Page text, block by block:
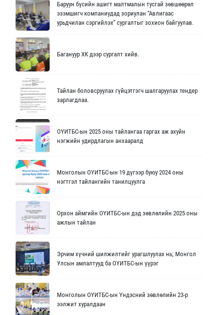
Баруун бүсийн ашигт малтмалын тусгай зөвшөөрөл
эзэмшигч компаниудад зориулан “Авлигаас
урьдчилан сэргийлэх” сургалтыг зохион байгуулав.
Багануур ХК дээр сургалт хийв.
Тайлан боловсруулах гүйцэтгэгч шалгаруулах тендер
зарлагдлаа.
ОҮИТБС-ын 2025 оны тайлангаа гаргах аж ахуйн
нэгжийн удирдлагын анхааралд
Монголын ОҮИТБС-ын 19 дүгээр буюу 2024 оны
нэгтгэл тайлангийн танилцуулга
Орхон аймгийн ОҮИТБС-ын дэд зөвлөлийн 2025 оны
ажлын тайлан
Эрчим хүчний шилжилтийг урагшлуулах нь; Монгол
Улсын амлалтууд ба ОҮИТБС-ын үүрэг
Монголын ОҮИТБС-ын Үндэсний зөвлөлийн 23-р
ээлжит хуралдаан